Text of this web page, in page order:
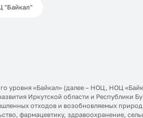
"Байкал"
уровня «Байкал» (далее – НОЦ, НОЦ
Иркутской области и Республики
отходов и возобновляемых
фармацевтику, здравоохранение,